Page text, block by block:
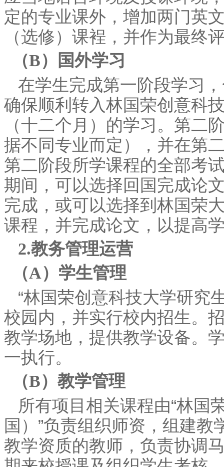
定的专业课外，增加两门英
（选修）课裎，并作为最终
（B）国外学习
在学生完成第一阶段学习
确保顺利转入林国荣创意科
（十二个月）的学习。第二
据不同专业而定），并在第
第二阶段所学课程的全部考
期间，可以选择回国完成论
完成，或可以选择到林国荣
课程，并完成论文，以提高
2.教务管理运营
（A）学生管理
“林国荣创意科技大学研究
校园内，并实行校内招生。
教学场地，提供教学设备。
一执行。
（B）教学管理
所有项目相关课程由“林国
国）”负责组织师资，组建
教学资质的教师，负责协调